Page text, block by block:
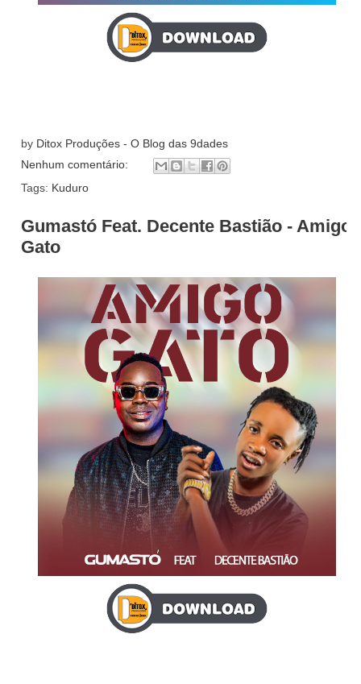
by Ditox Produções - O Blog das 9dades
Nenhum comentário:
Tags: Kuduro
Gumastó Feat. Decente Bastião - Amigo
Gato